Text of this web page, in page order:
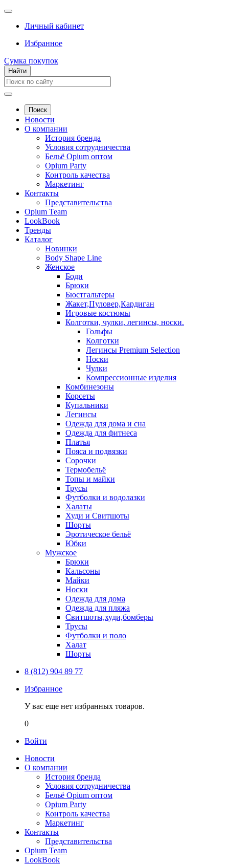
Личный кабинет
Избранное
Сумка покупок
Найти
Поиск
Новости
О компании
История бренда
Условия сотрудничества
Бельё Opium оптом
Opium Party
Контроль качества
Маркетинг
Контакты
Представительства
Opium Team
LookBook
Тренды
Каталог
Новинки
Body Shape Line
Женское
Боди
Брюки
Бюстгальтеры
Жакет,Пуловер,Кардиган
Игровые костюмы
Колготки, чулки, легинсы, носки.
Гольфы
Колготки
Легинсы Premium Selection
Носки
Чулки
Компрессионные изделия
Комбинезоны
Корсеты
Купальники
Легинсы
Одежда для дома и сна
Одежда для фитнеса
Платья
Пояса и подвязки
Сорочки
Термобельё
Топы и майки
Трусы
Футболки и водолазки
Халаты
Худи и Свитшоты
Шорты
Эротическое бельё
Юбки
Мужское
Брюки
Кальсоны
Майки
Носки
Одежда для дома
Одежда для пляжа
Свитшоты,худи,бомберы
Трусы
Футболки и поло
Халат
Шорты
8 (812) 904 89 77
Избранное
У вас еще нет избранных товаров.
0
Войти
Новости
О компании
История бренда
Условия сотрудничества
Бельё Opium оптом
Opium Party
Контроль качества
Маркетинг
Контакты
Представительства
Opium Team
LookBook